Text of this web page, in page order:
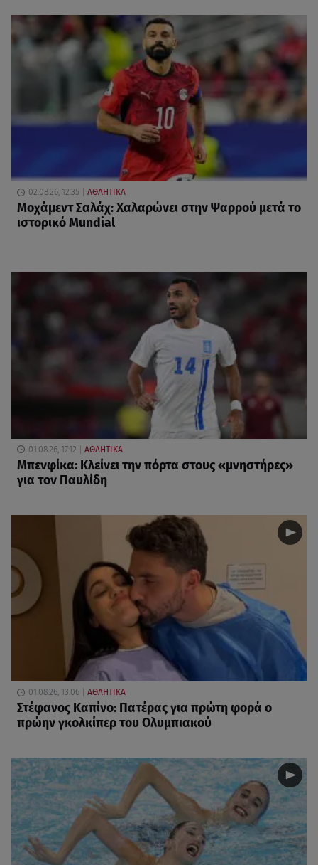
02.08.26, 12:35 ΑΘΛΗΤΙΚΑ
Μοχάμεντ Σαλάχ: Χαλαρώνει στην Ψαρρού μετά το
ιστορικό Mundial
01.08.26, 17:12 ΑΘΛΗΤΙΚΑ
Μπενφίκα: Κλείνει την πόρτα στους «μνηστήρες»
για τον Παυλίδη
01.08.26, 13:06 ΑΘΛΗΤΙΚΑ
Στέφανος Καπίνο: Πατέρας για πρώτη φορά ο
πρώην γκολκίπερ του Ολυμπιακού